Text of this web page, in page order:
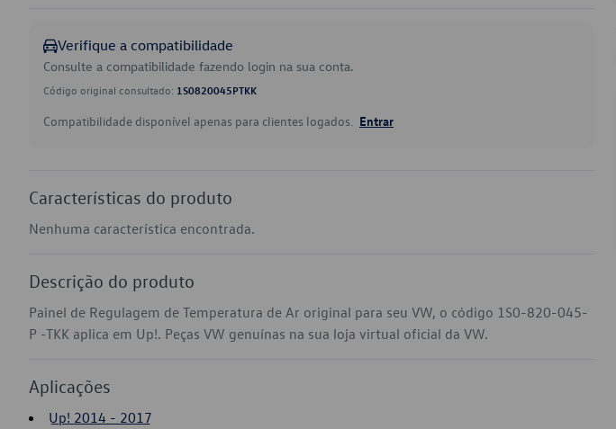
Verifique a compatibilidade
Consulte a compatibilidade fazendo login na sua conta.
Código original consultado: 1S0820045PTKK
Compatibilidade disponível apenas para clientes logados. Entrar
Características do produto
Nenhuma característica encontrada.
Descrição do produto
Painel de Regulagem de Temperatura de Ar original para seu VW, o código 1S0-820-045-
P -TKK aplica em Up!. Peças VW genuínas na sua loja virtual oficial da VW.
Aplicações
Up! 2014 - 2017